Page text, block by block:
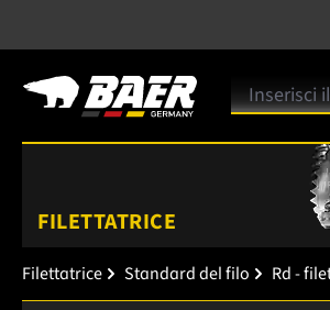
FILETTATRICE
Filettatrice Standard del filo Rd -